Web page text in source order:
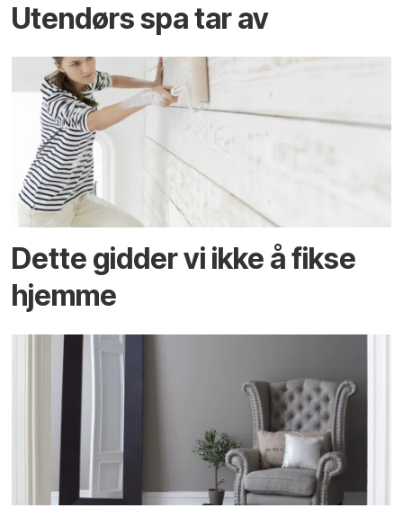
Utendørs spa tar av
Dette gidder vi ikke å fikse
hjemme